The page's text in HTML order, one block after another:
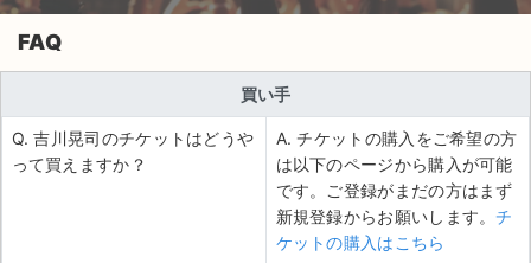
FAQ
買い手
Q. 吉川晃司のチケットはどうや
って買えますか？
A. チケットの購入をご希望の方
は以下のページから購入が可能
です。ご登録がまだの方はまず
新規登録からお願いします。チ
ケットの購入はこちら